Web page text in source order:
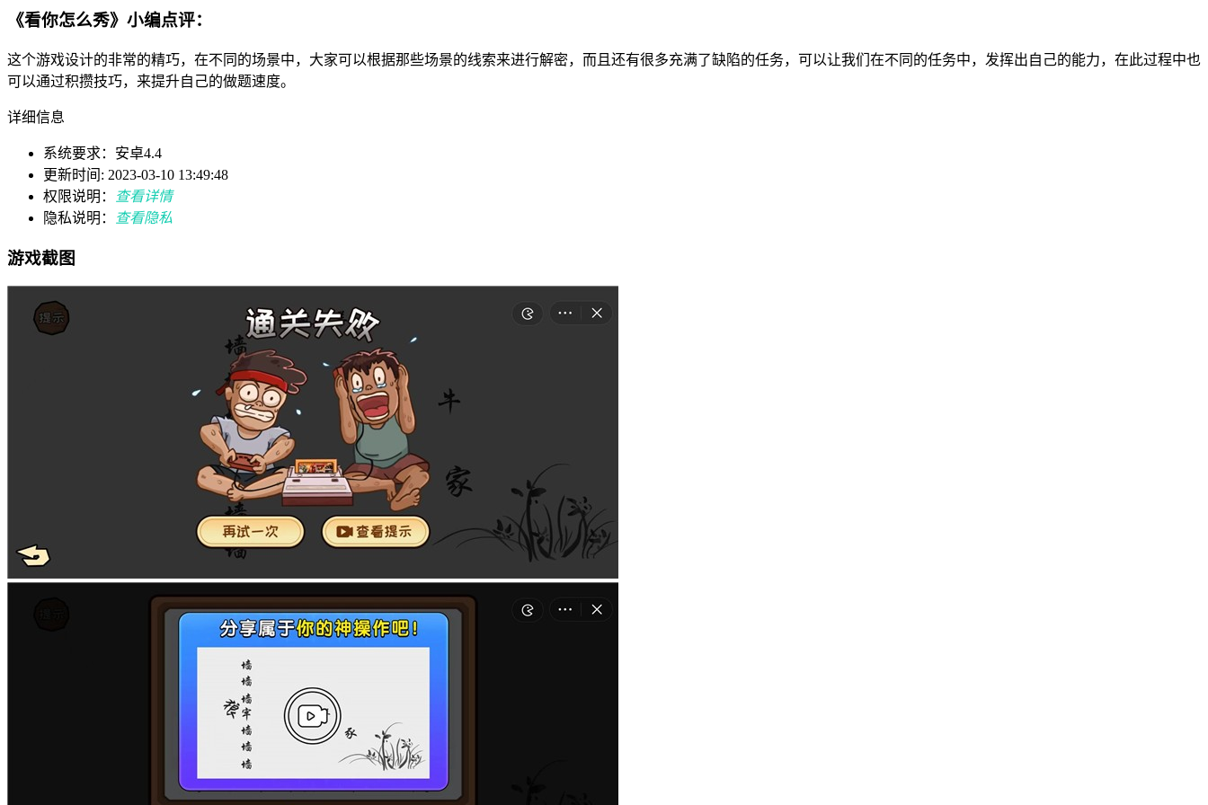
《看你怎么秀》小编点评：
这个游戏设计的非常的精巧，在不同的场景中，大家可以根据那些场景的线索来进行解密，而且还有很多充满了缺陷的任务，可以让我们在不同的任务中，发挥出自己的能力，在此过程中也
可以通过积攒技巧，来提升自己的做题速度。
详细信息
系统要求：安卓4.4
更新时间: 2023-03-10 13:49:48
权限说明：
查看详情
隐私说明：
查看隐私
游戏截图